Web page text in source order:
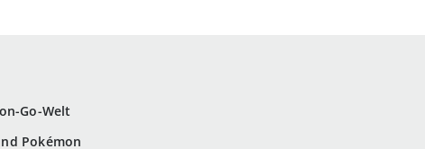
Go-Welt
Pokémon